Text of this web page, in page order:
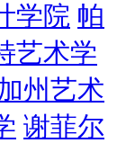
学院 帕
艺术学
州艺术
谢菲尔